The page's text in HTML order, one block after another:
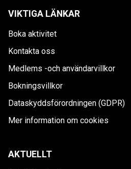
VIKTIGA LÄNKAR
Boka aktivitet
Kontakta oss
Medlems -och användarvillkor
Bokningsvillkor
Dataskyddsförordningen (GDPR)
Mer information om cookies
AKTUELLT